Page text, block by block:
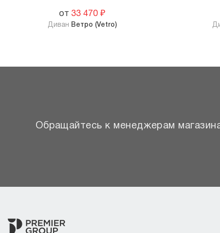
от 33 470 ₽
Диван Ветро (Vetro)
Обращайтесь к менеджерам